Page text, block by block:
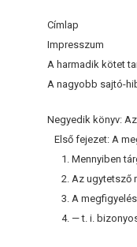
Címlap
Impresszum
A harmadik kötet
Negyedik könyv:
Első fejezet: A